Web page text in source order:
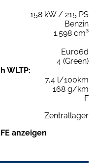
158 kW / 215 PS
Benzin
1.598 cm³
Euro6d
4 (Green)
WLTP:
7,4 l/100km
168 g/km
F
Zentrallager
anzeigen